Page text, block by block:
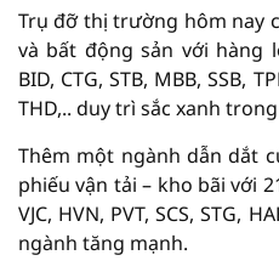
Trụ đỡ thị trường hôm nay
và bất động sản với hàng
BID, CTG, STB, MBB, SSB,
THD,.. duy trì sắc xanh
Thêm một ngành dẫn dắt
phiếu vận tải – kho bãi với
VJC, HVN, PVT, SCS, STG,
ngành tăng mạnh.